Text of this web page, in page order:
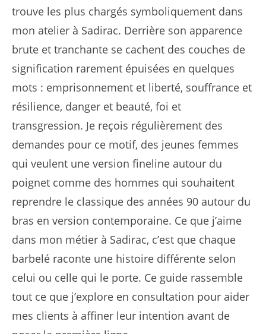
trouve les plus chargés symboliquement dans
mon atelier à Sadirac. Derrière son apparence
brute et tranchante se cachent des couches de
signification rarement épuisées en quelques
mots : emprisonnement et liberté, souffrance et
résilience, danger et beauté, foi et
transgression. Je reçois régulièrement des
demandes pour ce motif, des jeunes femmes
qui veulent une version fineline autour du
poignet comme des hommes qui souhaitent
reprendre le classique des années 90 autour du
bras en version contemporaine. Ce que j’aime
dans mon métier à Sadirac, c’est que chaque
barbelé raconte une histoire différente selon
celui ou celle qui le porte. Ce guide rassemble
tout ce que j’explore en consultation pour aider
mes clients à affiner leur intention avant de